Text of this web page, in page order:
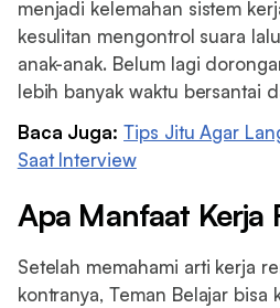
menjadi kelemahan sistem
kesulitan mengontrol suara
anak-anak. Belum lagi
lebih banyak waktu bersantai
Baca Juga:Tips Jitu Agar
Saat Interview
Apa Manfaat Kerja
Setelah memahami arti kerja
kontranya, Teman Belajar bisa